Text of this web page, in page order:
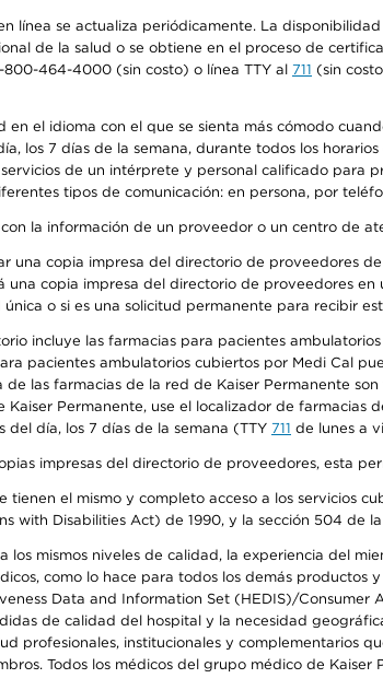
línea se actualiza periódicamente. La
de la salud o se obtiene en el proceso de
464-4000 (sin costo) o línea TTY al 711 (sin
en el idioma con el que se sienta más cómodo
los 7 días de la semana, durante todos los
de un intérprete y personal calificado
tipos de comunicación: en persona, por
la información de un proveedor o un centro de
una copia impresa del directorio de proveedores
una copia impresa del directorio de proveedores
o si es una solicitud permanente para recibir
incluye las farmacias para pacientes
pacientes ambulatorios cubiertos por Medi Cal
las farmacias de la red de Kaiser Permanente
Permanente, use el localizador de farmacias
del día, los 7 días de la semana (TTY 711 de lunes a
impresas del directorio de proveedores, esta
tienen el mismo y completo acceso a los servicios
with Disabilities Act) de 1990, y la sección 504 de
los mismos niveles de calidad, la experiencia del
como lo hace para todos los demás
Data and Information Set (HEDIS)/Consumer
de calidad del hospital y la necesidad
profesionales, institucionales y complementarios
Todos los médicos del grupo médico de